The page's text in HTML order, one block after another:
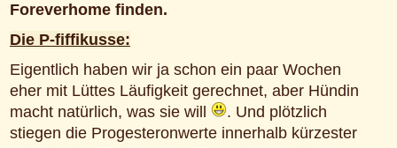
Foreverhome finden.
Die P-fiffikusse:
Eigentlich haben wir ja schon ein paar Wochen
eher mit Lüttes Läufigkeit gerechnet, aber Hündin
macht natürlich, was sie will
. Und plötzlich
stiegen die Progesteronwerte innerhalb kürzester